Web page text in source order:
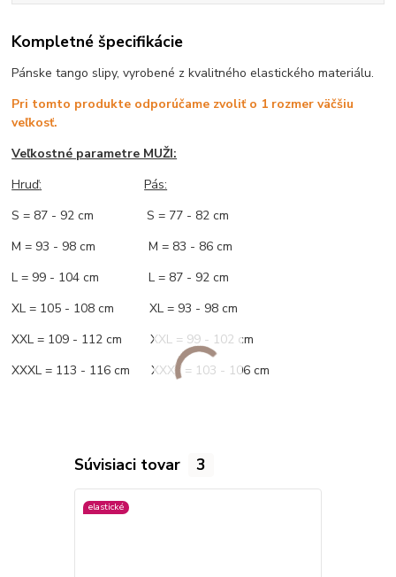
Kompletné špecifikácie
Pánske tango slipy, vyrobené z kvalitného elastického materiálu.
Pri tomto produkte odporúčame zvoliť o 1 rozmer väčšiu
veľkosť.
Veľkostné parametre MUŽI:
Hruď:
Pás:
S = 87 - 92 cm S = 77 - 82 cm
M = 93 - 98 cm M = 83 - 86 cm
L = 99 - 104 cm L = 87 - 92 cm
XL = 105 - 108 cm XL = 93 - 98 cm
XXL = 109 - 112 cm XXL = 99 - 102 cm
XXXL = 113 - 116 cm XXXL = 103 - 106 cm
Súvisiaci tovar 3
elastické